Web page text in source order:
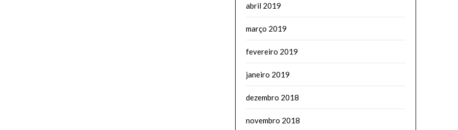
abril 2019
março 2019
fevereiro 2019
janeiro 2019
dezembro 2018
novembro 2018